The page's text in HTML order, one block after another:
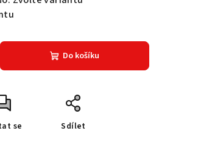
Do košíku
se Sdílet